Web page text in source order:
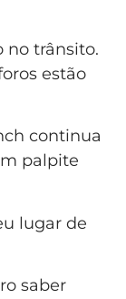
no trânsito.
estão
continua
palpite
lugar de
saber